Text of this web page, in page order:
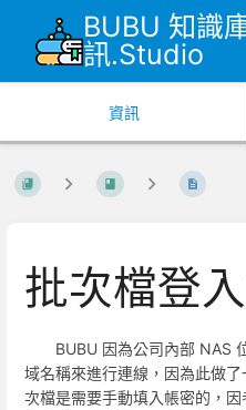
BUBU 知識
訊.Studio
資訊
批次檔登
BUBU 因為公司內部 NAS
域名稱來進行連線，因為此做
次檔是需要手動填入帳密的，